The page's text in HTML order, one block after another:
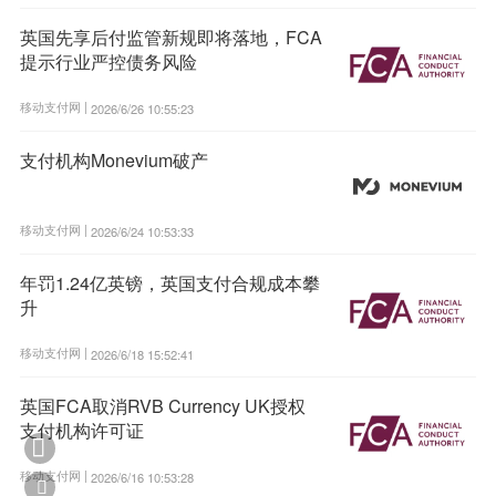
英国先享后付监管新规即将落地，FCA
提示行业严控债务风险
移动支付网 | 2026/6/26 10:55:23
支付机构Monevium破产
移动支付网 | 2026/6/24 10:53:33
年罚1.24亿英镑，英国支付合规成本攀
升
移动支付网 | 2026/6/18 15:52:41
英国FCA取消RVB Currency UK授权
支付机构许可证
移动支付网 | 2026/6/16 10:53:28

